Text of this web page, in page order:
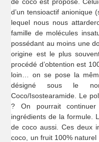
d’un tensioactif anionique
lequel nous nous
famille de molécules
possédant au moins une
origine est le plus
procédé d’obtention est
loin… on se pose la
désigné sous le
Coco/Isostearamide. Le
? On pourrait
ingrédients de la formule.
de coco aussi. Ces deux
coco, un fruit 100% naturel